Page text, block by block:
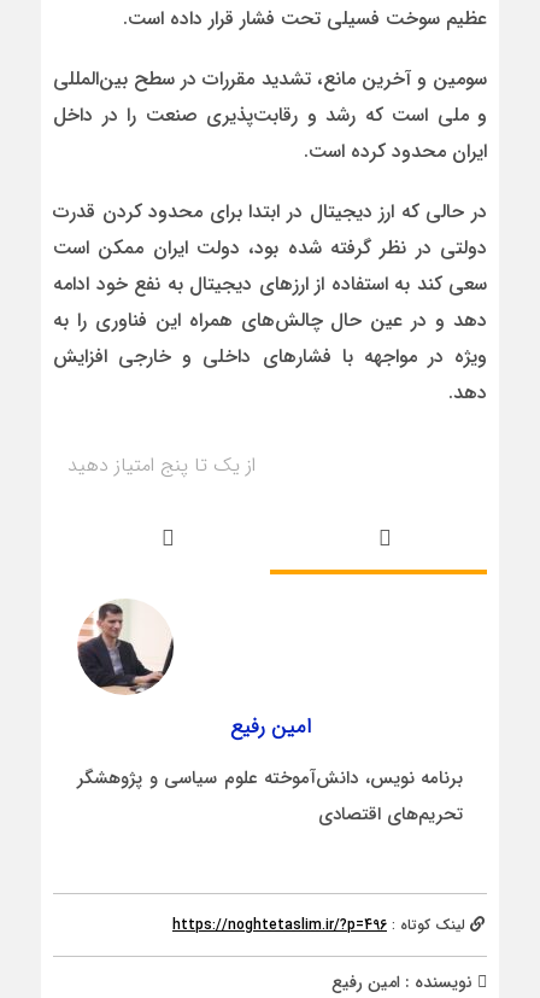
عظیم سوخت فسیلی تحت فشار قرار داده است.
سومین و آخرین مانع، تشدید مقررات در سطح بین‌المللی
و ملی است که رشد و رقابت‌پذیری صنعت را در داخل
ایران محدود کرده است.
در حالی که ارز دیجیتال در ابتدا برای محدود کردن قدرت
دولتی در نظر گرفته شده بود، دولت ایران ممکن است
سعی کند به استفاده از ارزهای دیجیتال به نفع خود ادامه
دهد و در عین حال چالش‌های همراه این فناوری را به
ویژه در مواجهه با فشارهای داخلی و خارجی افزایش
دهد.
از یک تا پنج امتیاز دهید
امین رفیع
برنامه نویس، دانش‌آموخته علوم سیاسی و پژوهشگر
تحریم‌های اقتصادی
لینک کوتاه : https://noghtetaslim.ir/?p=496
نویسنده : امین رفیع